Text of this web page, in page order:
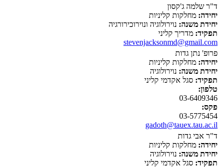
ד"ר שלמה ג'קסון
יחידה: מחלקות קליניות
יחידת משנה: נוירולוגיה ונוירוכירורגיה
תפקיד: מדריך קליני
stevenjacksonmd@gmail.com
פרופ' נתן גדות
יחידה: מחלקות קליניות
יחידת משנה: נוירולוגיה
תפקיד: סגל אקדמי קליני
טלפון:
03-6409346
פקס:
03-5775454
gadoth@tauex.tau.ac.il
ד"ר אבי גדות
יחידה: מחלקות קליניות
יחידת משנה: נוירולוגיה
תפקיד: סגל אקדמי קליני